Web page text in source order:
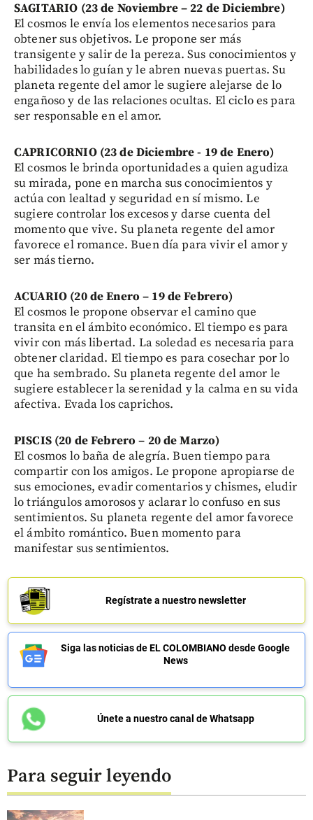
SAGITARIO (23 de Noviembre – 22 de Diciembre)
El cosmos le envía los elementos necesarios para
obtener sus objetivos. Le propone ser más
transigente y salir de la pereza. Sus conocimientos y
habilidades lo guían y le abren nuevas puertas. Su
planeta regente del amor le sugiere alejarse de lo
engañoso y de las relaciones ocultas. El ciclo es para
ser responsable en el amor.
CAPRICORNIO (23 de Diciembre - 19 de Enero)
El cosmos le brinda oportunidades a quien agudiza
su mirada, pone en marcha sus conocimientos y
actúa con lealtad y seguridad en sí mismo. Le
sugiere controlar los excesos y darse cuenta del
momento que vive. Su planeta regente del amor
favorece el romance. Buen día para vivir el amor y
ser más tierno.
ACUARIO (20 de Enero – 19 de Febrero)
El cosmos le propone observar el camino que
transita en el ámbito económico. El tiempo es para
vivir con más libertad. La soledad es necesaria para
obtener claridad. El tiempo es para cosechar por lo
que ha sembrado. Su planeta regente del amor le
sugiere establecer la serenidad y la calma en su vida
afectiva. Evada los caprichos.
PISCIS (20 de Febrero – 20 de Marzo)
El cosmos lo baña de alegría. Buen tiempo para
compartir con los amigos. Le propone apropiarse de
sus emociones, evadir comentarios y chismes, eludir
lo triángulos amorosos y aclarar lo confuso en sus
sentimientos. Su planeta regente del amor favorece
el ámbito romántico. Buen momento para
manifestar sus sentimientos.
Regístrate a nuestro newsletter
Siga las noticias de EL COLOMBIANO desde Google
News
Únete a nuestro canal de Whatsapp
Para seguir leyendo